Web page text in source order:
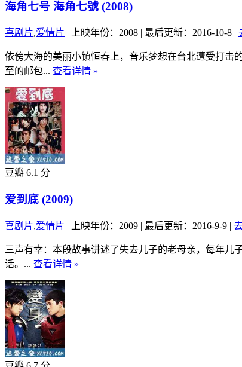
海角七号 海角七號 (2008)
喜剧片,爱情片 | 上映年份：2008 | 最后更新：2016-10-8 |
依傍大海的美丽小镇恒春上，音乐梦想在台北遭受打击
至的邮包... 查看详情 »
豆瓣 6.1 分
爱到底 (2009)
喜剧片,爱情片 | 上映年份：2009 | 最后更新：2016-9-9 |
三声有幸：本段故事讲述了失去儿子的老母亲，每年
话。... 查看详情 »